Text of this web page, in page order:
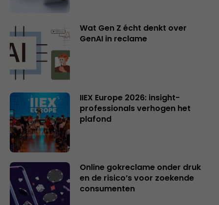
Wat Gen Z écht denkt over
GenAI in reclame
IIEX Europe 2026: insight-
professionals verhogen het
plafond
Online gokreclame onder druk
en de risico’s voor zoekende
consumenten